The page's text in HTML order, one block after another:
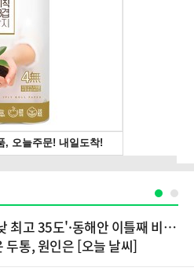
최고 35도'·동해안 이틀째 비…
두통, 원인은 [오늘 날씨]